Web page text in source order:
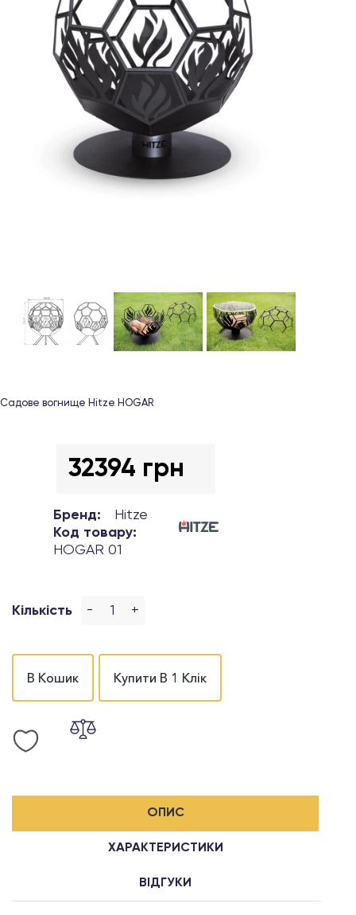
Садове вогнище Hitze HOGAR
32394 грн
Бренд:
Hitze
Код товару:
HOGAR 01
Кількість - +
В Кошик Купити В 1 Клік
ОПИС
ХАРАКТЕРИСТИКИ
ВІДГУКИ